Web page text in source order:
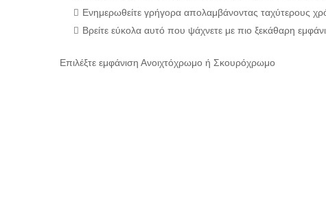
Ενημερωθείτε γρήγορα απολαμβάνοντας ταχύτερους
Βρείτε εύκολα αυτό που ψάχνετε με πιο ξεκάθαρη
Επιλέξτε εμφάνιση Ανοιχτόχρωμο ή Σκουρόχρωμο